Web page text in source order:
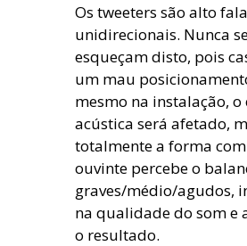
Os tweeters são alto
unidirecionais. Nunca
esqueçam disto, pois
um mau
mesmo na instalação, o
acústica será afetado,
totalmente a forma
ouvinte percebe o
graves/médio/agudos,
na qualidade do som e
o resultado.